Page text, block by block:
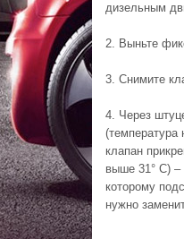
дизельным
2. Выньте
3. Снимите
4. Через
(температура
клапан
выше 31° С) –
которому
нужно